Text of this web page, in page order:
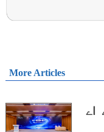
More Articles
اے